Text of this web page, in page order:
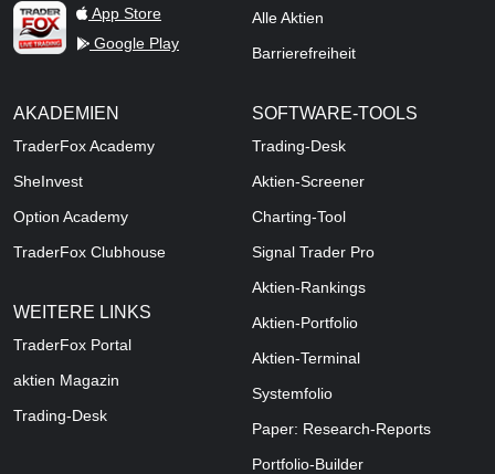
TraderFox Live Trading
App Store
Google Play
Alle Aktien
Barrierefreiheit
AKADEMIEN
TraderFox Academy
SheInvest
Option Academy
TraderFox Clubhouse
WEITERE LINKS
TraderFox Portal
aktien Magazin
Trading-Desk
SOFTWARE-TOOLS
Trading-Desk
Aktien-Screener
Charting-Tool
Signal Trader Pro
Aktien-Rankings
Aktien-Portfolio
Aktien-Terminal
Systemfolio
Paper: Research-Reports
Portfolio-Builder